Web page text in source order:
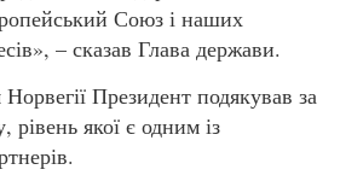
Союз і наших
– сказав Глава держави.
Президент подякував за
рівень якої є одним із